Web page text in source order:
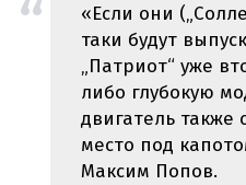
«Если они
таки будут
„Патриот“ уже
либо глубокую
двигатель также
место под
Максим Попов.